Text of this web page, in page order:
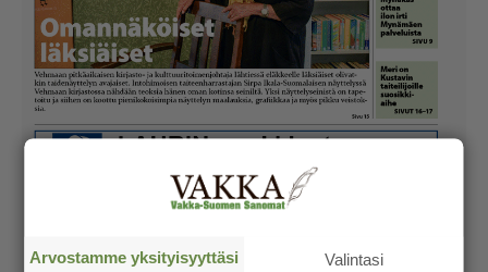
Arvostamme yksityisyyttäsi Valintasi